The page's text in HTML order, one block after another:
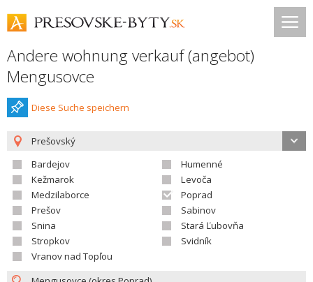
Andere wohnung verkauf (angebot)
Mengusovce
Diese Suche speichern
Prešovský
Bardejov
Humenné
Kežmarok
Levoča
Medzilaborce
Poprad
Prešov
Sabinov
Snina
Stará Ľubovňa
Stropkov
Svidník
Vranov nad Topľou